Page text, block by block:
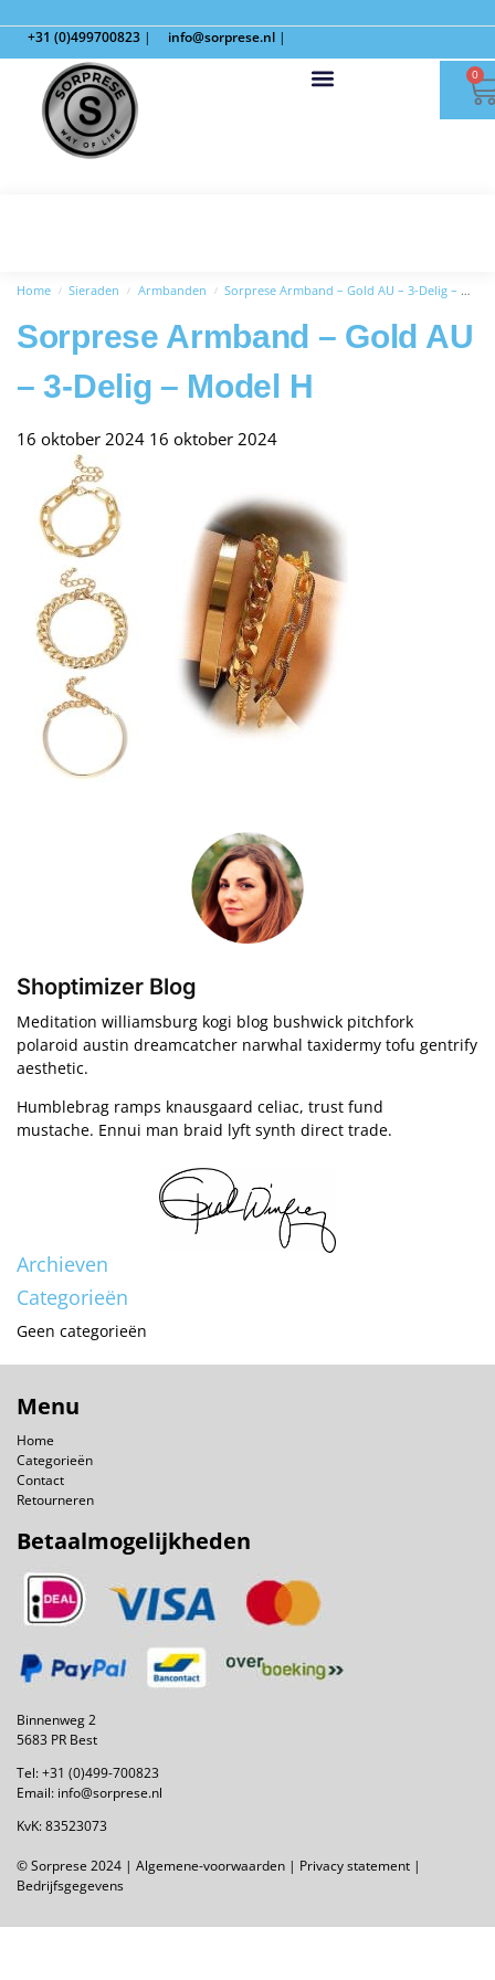
+31 (0)499700823 | info@sorprese.nl |
0
Home / Sieraden / Armbanden / Sorprese Armband – Gold AU – 3-Delig – Model H
Sorprese Armband – Gold AU
– 3-Delig – Model H
16 oktober 2024 16 oktober 2024
Shoptimizer Blog
Meditation williamsburg kogi blog bushwick pitchfork
polaroid austin dreamcatcher narwhal taxidermy tofu gentrify
aesthetic.
Humblebrag ramps knausgaard celiac, trust fund
mustache. Ennui man braid lyft synth direct trade.
Archieven
Categorieën
Geen categorieën
Menu
Home
Categorieën
Contact
Retourneren
Betaalmogelijkheden
Binnenweg 2
5683 PR Best
Tel:+31 (0)499-700823
Email: info@sorprese.nl
KvK: 83523073
© Sorprese 2024 | Algemene-voorwaarden | Privacy statement |
Bedrijfsgegevens